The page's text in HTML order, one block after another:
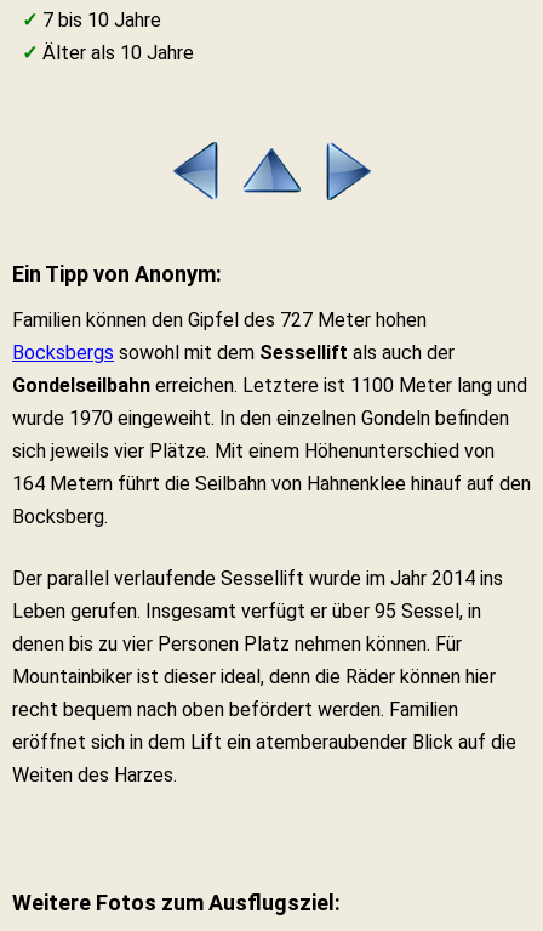
✓ 7 bis 10 Jahre
✓ Älter als 10 Jahre
Ein Tipp von Anonym:
Familien können den Gipfel des 727 Meter hohen
Bocksbergs sowohl mit dem Sessellift als auch der
Gondelseilbahn erreichen. Letztere ist 1100 Meter lang und
wurde 1970 eingeweiht. In den einzelnen Gondeln befinden
sich jeweils vier Plätze. Mit einem Höhenunterschied von
164 Metern führt die Seilbahn von Hahnenklee hinauf auf den
Bocksberg.
Der parallel verlaufende Sessellift wurde im Jahr 2014 ins
Leben gerufen. Insgesamt verfügt er über 95 Sessel, in
denen bis zu vier Personen Platz nehmen können. Für
Mountainbiker ist dieser ideal, denn die Räder können hier
recht bequem nach oben befördert werden. Familien
eröffnet sich in dem Lift ein atemberaubender Blick auf die
Weiten des Harzes.
Weitere Fotos zum Ausflugsziel: